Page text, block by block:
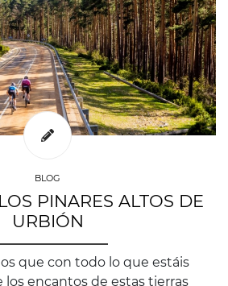
BLOG
PINARES ALTOS DE
URBIÓN
que con todo lo que estáis
encantos de estas tierras